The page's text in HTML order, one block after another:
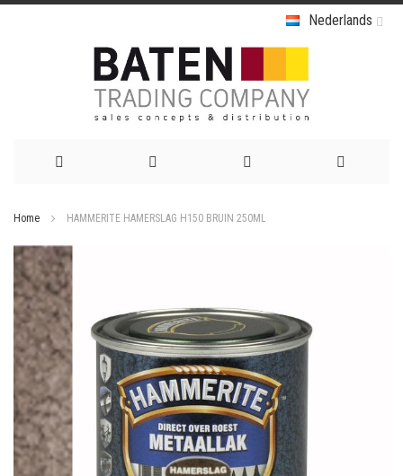
Nederlands
de
inhoud
Home HAMMERITE HAMERSLAG H150 BRUIN 250ML
Ga
naar
het
einde
van
de
afbeeldingen-
gallerij